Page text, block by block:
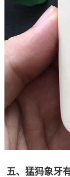
五、猛犸象牙